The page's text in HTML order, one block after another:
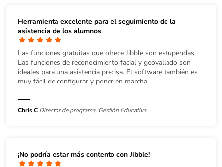
Herramienta excelente para el seguimiento de la
asistencia de los alumnos
Las funciones gratuitas que ofrece Jibble son estupendas.
Las funciones de reconocimiento facial y geovallado son
ideales para una asistencia precisa. El software también es
muy fácil de configurar y poner en marcha.
Chris C Director de programa, Gestión Educativa
¡No podría estar más contento con Jibble!